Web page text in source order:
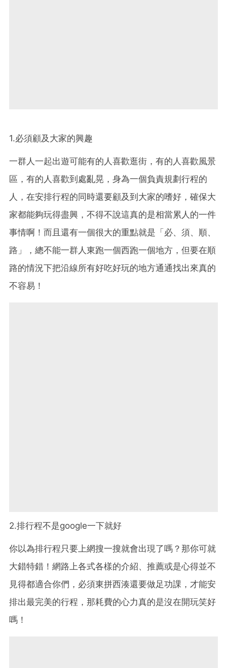
1.必須顧及大家的興趣
一群人一起出遊可能有的人喜歡逛街，有的人喜歡風景
區，有的人喜歡到處亂晃，身為一個負責規劃行程的
人，在安排行程的同時還要顧及到大家的嗜好，確保大
家都能夠玩得盡興，不得不說這真的是相當累人的一件
事情啊！而且還有一個很大的重點就是「必、須、順、
路」，總不能一群人東跑一個西跑一個地方，但要在順
路的情況下把沿線所有好吃好玩的地方通通找出來真的
不容易！
2.排行程不是google一下就好
你以為排行程只要上網搜一搜就會出現了嗎？那你可就
大錯特錯！網路上各式各樣的介紹、推薦或是心得並不
見得都適合你們，必須東拼西湊還要做足功課，才能安
排出最完美的行程，那耗費的心力真的是沒在開玩笑好
嗎！